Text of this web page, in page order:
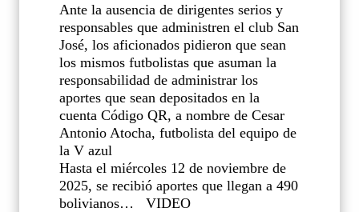
Ante la ausencia de dirigentes serios y
responsables que administren el club San
José, los aficionados pidieron que sean
los mismos futbolistas que asuman la
responsabilidad de administrar los
aportes que sean depositados en la
cuenta Código QR, a nombre de Cesar
Antonio Atocha, futbolista del equipo de
la V azul
Hasta el miércoles 12 de noviembre de
2025, se recibió aportes que llegan a 490
bolivianos…
VIDEO